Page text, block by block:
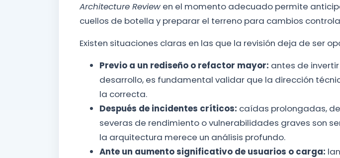
Architecture Reviewen el momento adecuado permite
cuellos de botella y preparar el terreno para cambios
Existen situaciones claras en las que la revisión deja de ser
Previo a un rediseño o refactor mayor: antes de
desarrollo, es fundamental validar que la dirección
la correcta.
Después de incidentes críticos: caídas prolongadas,
severas de rendimiento o vulnerabilidades graves son
la arquitectura merece un análisis profundo.
Ante un aumento significativo de usuarios o carga: